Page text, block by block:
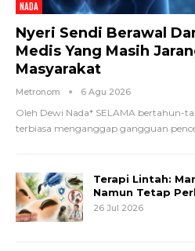
NADA
Nyeri Sendi Berawal
Medis Yang Masih
Masyarakat
Metronom 6 Agu 2026
Oleh Dewi Nada* SELAMA bertahun-
terbiasa menganggap gangguan
Terapi Lintah:
Namun Tetap
26 Jul 2026